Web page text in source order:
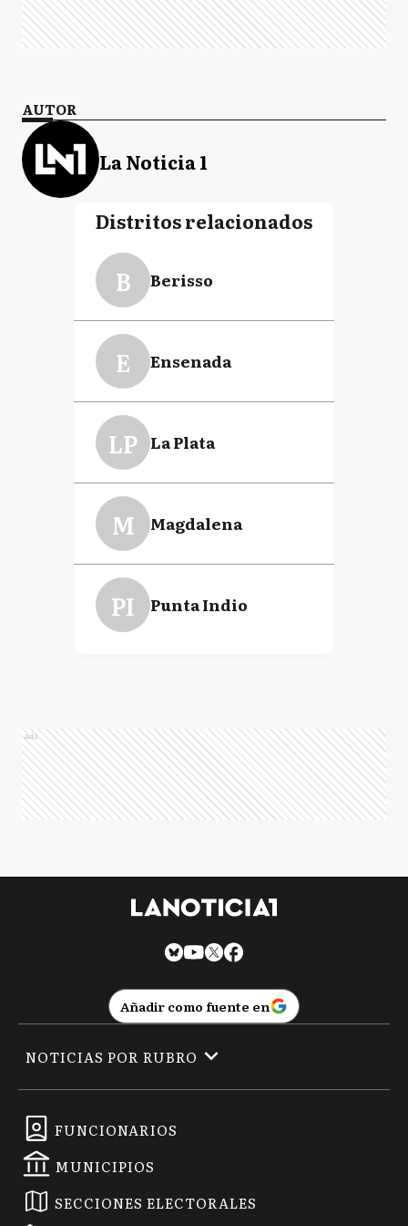
AUTOR
La Noticia 1
Distritos relacionados
B Berisso
E Ensenada
LP La Plata
M Magdalena
PI Punta Indio
Ads
Añadir como fuente en
FUNCIONARIOS
MUNICIPIOS
SECCIONES ELECTORALES
NOTICIAS POR RUBRO